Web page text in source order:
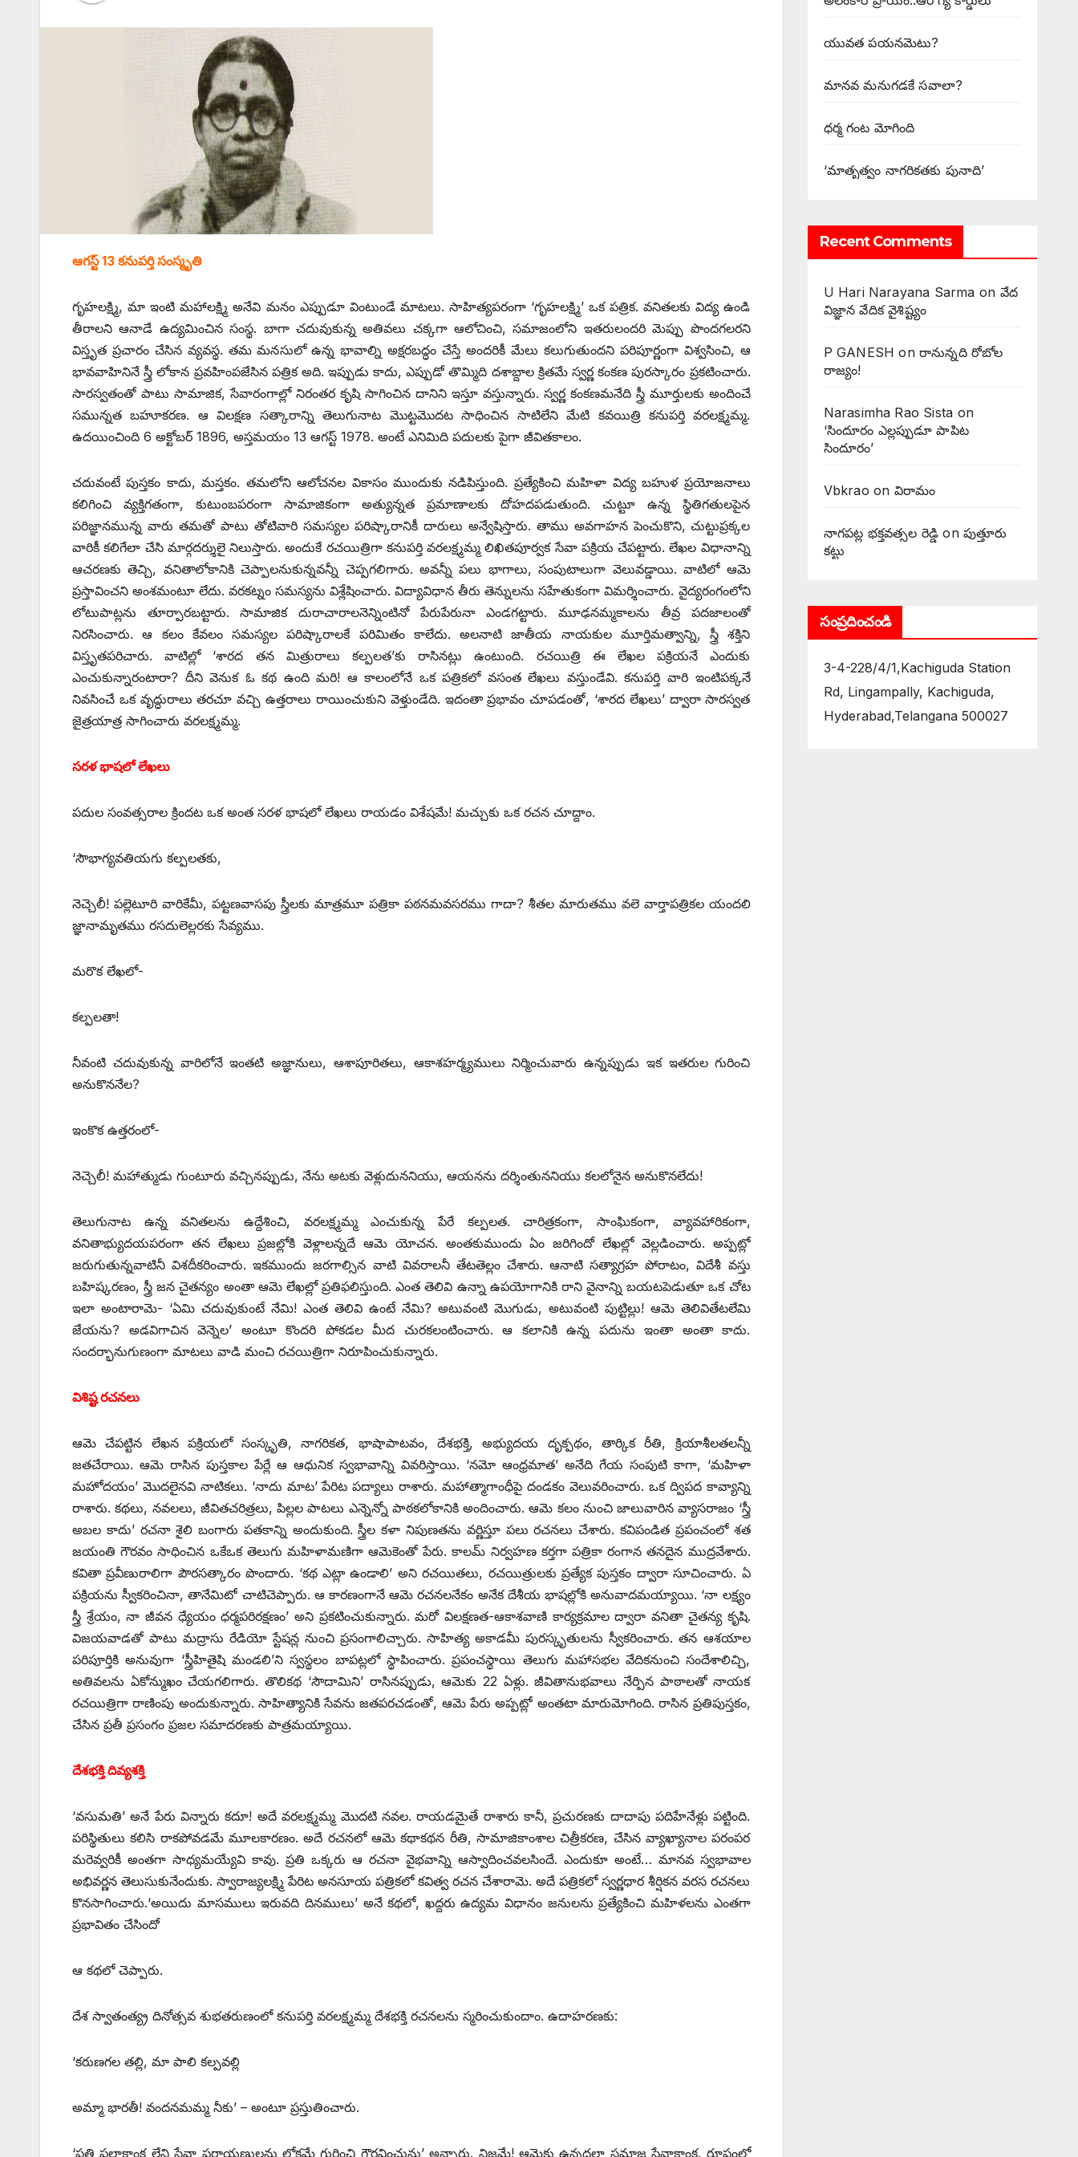
ఆగస్ట్ 13 ‌కనుపర్తి సంస్మృతి
గృహలక్ష్మి, మా ఇంటి మహాలక్ష్మి అనేవి మనం ఎప్పుడూ వింటుండే మాటలు. సాహిత్యపరంగా ‘గృహలక్ష్మి’ ఒక పత్రిక. వనితలకు విద్య ఉండి
తీరాలని ఆనాడే ఉద్యమించిన సంస్థ. బాగా చదువుకున్న అతివలు చక్కగా ఆలోచించి, సమాజంలోని ఇతరులందరి మెప్పు పొందగలరని
విస్తృత ప్రచారం చేసిన వ్యవస్థ. తమ మనసులో ఉన్న భావాల్ని అక్షరబద్ధం చేస్తే అందరికీ మేలు కలుగుతుందని పరిపూర్ణంగా విశ్వసించి, ఆ
భావవాహినినే స్త్రీ లోకాన ప్రవహింపజేసిన పత్రిక అది. ఇప్పుడు కాదు, ఎప్పుడో తొమ్మిది దశాబ్దాల క్రితమే స్వర్ణ కంకణ పురస్కారం ప్రకటించారు.
సారస్వతంతో పాటు సామాజిక, సేవారంగాల్లో నిరంతర కృషి సాగించిన దానిని ఇస్తూ వస్తున్నారు. స్వర్ణ కంకణమనేది స్త్రీ మూర్తులకు అందించే
సమున్నత బహూకరణ. ఆ విలక్షణ సత్కారాన్ని తెలుగునాట మొట్టమొదట సాధించిన సాటిలేని మేటి కవయిత్రి కనుపర్తి వరలక్ష్మమ్మ.
ఉదయించింది 6 అక్టోబర్‌ 1896, అస్తమయం 13 ఆగస్ట్ 1978. అం‌టే ఎనిమిది పదులకు పైగా జీవితకాలం.
చదువంటే పుస్తకం కాదు, మస్తకం. తమలోని ఆలోచనల వికాసం ముందుకు నడిపిస్తుంది. ప్రత్యేకించి మహిళా విద్య బహుళ ప్రయోజనాలు
కలిగించి వ్యక్తిగతంగా, కుటుంబపరంగా సామాజికంగా అత్యున్నత ప్రమాణాలకు దోహదపడుతుంది. చుట్టూ ఉన్న స్థితిగతులపైన
పరిజ్ఞానమున్న వారు తమతో పాటు తోటివారి సమస్యల పరిష్కారానికీ దారులు అన్వేషిస్తారు. తాము అవగాహన పెంచుకొని, చుట్టుప్రక్కల
వారికీ కలిగేలా చేసి మార్గదర్శులై నిలుస్తారు. అందుకే రచయిత్రిగా కనుపర్తి వరలక్ష్మమ్మ లిఖితపూర్వక సేవా పక్రియ చేపట్టారు. లేఖల విధానాన్ని
ఆచరణకు తెచ్చి, వనితాలోకానికి చెప్పాలనుకున్నవన్నీ చెప్పగలిగారు. అవన్నీ పలు భాగాలు, సంపుటాలుగా వెలువడ్డాయి. వాటిలో ఆమె
ప్రస్తావించని అంశమంటూ లేదు. వరకట్నం సమస్యను విశ్లేషించారు. విద్యావిధాన తీరు తెన్నులను సహేతుకంగా విమర్శించారు. వైద్యరంగంలోని
లోటుపాట్లను తూర్పారబట్టారు. సామాజిక దురాచారాలనెన్నింటినో పేరుపేరునా ఎండగట్టారు. మూఢనమ్మకాలను తీవ్ర పదజాలంతో
నిరసించారు. ఆ కలం కేవలం సమస్యల పరిష్కారాలకే పరిమితం కాలేదు. అలనాటి జాతీయ నాయకుల మూర్తిమత్వాన్ని, స్త్రీ శక్తిని
విస్తృతపరిచారు. వాటిల్లో ‘శారద తన మిత్రురాలు కల్పలత’కు రాసినట్లు ఉంటుంది. రచయిత్రి ఈ లేఖల పక్రియనే ఎందుకు
ఎంచుకున్నారంటారా? దీని వెనుక ఓ కథ ఉంది మరి! ఆ కాలంలోనే ఒక పత్రికలో వసంత లేఖలు వస్తుండేవి. కనుపర్తి వారి ఇంటిపక్కనే
నివసించే ఒక వృద్ధురాలు తరచూ వచ్చి ఉత్తరాలు రాయించుకుని వెళ్తుండేది. ఇదంతా ప్రభావం చూపడంతో, ‘శారద లేఖలు’ ద్వారా సారస్వత
జైత్రయాత్ర సాగించారు వరలక్ష్మమ్మ.
సరళ భాషలో లేఖలు
పదుల సంవత్సరాల క్రిందట ఒక అంత సరళ భాషలో లేఖలు రాయడం విశేషమే! మచ్చుకు ఒక రచన చూద్దాం.
‘సౌభాగ్యవతియగు కల్పలతకు,
నెచ్చెలీ! పల్లెటూరి వారికేమీ, పట్టణవాసపు స్త్రీలకు మాత్రమూ పత్రికా పఠనమవసరము గాదా? శీతల మారుతము వలె వార్తాపత్రికల యందలి
జ్ఞానామృతము రసదులెల్లరకు సేవ్యము.
మరొక లేఖలో-
కల్పలతా!
నీవంటి చదువుకున్న వారిలోనే ఇంతటి అజ్ఞానులు, ఆశాపూరితలు, ఆకాశహర్మ్యములు నిర్మించువారు ఉన్నప్పుడు ఇక ఇతరుల గురించి
అనుకొననేల?
ఇంకొక ఉత్తరంలో-
నెచ్చెలీ! మహాత్ముడు గుంటూరు వచ్చినప్పుడు, నేను అటకు వెళ్లుదుననియు, ఆయనను దర్శింతుననియు కలలోనైన అనుకొనలేదు!
తెలుగునాట ఉన్న వనితలను ఉద్దేశించి, వరలక్ష్మమ్మ ఎంచుకున్న పేరే కల్పలత. చారిత్రకంగా, సాంఘికంగా, వ్యావహారికంగా,
వనితాభ్యుదయపరంగా తన లేఖలు ప్రజల్లోకి వెళ్లాలన్నదే ఆమె యోచన. అంతకుముందు ఏం జరిగిందో లేఖల్లో వెల్లడించారు. అప్పట్లో
జరుగుతున్నవాటినీ విశదీకరించారు. ఇకముందు జరగాల్సిన వాటి వివరాలనీ తేటతెల్లం చేశారు. ఆనాటి సత్యాగ్రహ పోరాటం, విదేశీ వస్తు
బహిష్కరణం, స్త్రీ జన చైతన్యం అంతా ఆమె లేఖల్లో ప్రతిఫలిస్తుంది. ఎంత తెలివి ఉన్నా ఉపయోగానికి రాని వైనాన్ని బయటపెడుతూ ఒక చోట
ఇలా అంటారామె- ‘ఏమి చదువుకుంటే నేమి! ఎంత తెలివి ఉంటే నేమి? అటువంటి మొగుడు, అటువంటి పుట్టిల్లు! ఆమె తెలివితేటలేమి
జేయను? అడవిగాచిన వెన్నెల’ అంటూ కొందరి పోకడల మీద చురకలంటించారు. ఆ కలానికి ఉన్న పదును ఇంతా అంతా కాదు.
సందర్భానుగుణంగా మాటలు వాడి మంచి రచయిత్రిగా నిరూపించుకున్నారు.
విశిష్ట రచనలు
ఆమె చేపట్టిన లేఖన పక్రియలో సంస్కృతి, నాగరికత, భాషాపాటవం, దేశభక్తి, అభ్యుదయ దృక్పథం, తార్కిక రీతి, క్రియాశీలతలన్నీ
జతచేరాయి. ఆమె రాసిన పుస్తకాల పేర్లే ఆ ఆధునిక స్వభావాన్ని వివరిస్తాయి. ‘నమో ఆంధ్రమాత’ అనేది గేయ సంపుటి కాగా, ‘మహిళా
మహోదయం’ మొదలైనవి నాటికలు. ‘నాదు మాట’ పేరిట పద్యాలు రాశారు. మహాత్మాగాంధీపై దండకం వెలువరించారు. ఒక ద్విపద కావ్యాన్ని
రాశారు. కథలు, నవలలు, జీవితచరిత్రలు, పిల్లల పాటలు ఎన్నెన్నో పాఠకలోకానికి అందించారు. ఆమె కలం నుంచి జాలువారిన వ్యాసరాజం ‘స్త్రీ
అబల కాదు’ రచనా శైలి బంగారు పతకాన్ని అందుకుంది. స్త్రీల కళా నిపుణతను వర్ణిస్తూ పలు రచనలు చేశారు. కవిపండిత ప్రపంచంలో శత
జయంతి గౌరవం సాధించిన ఒకేఒక తెలుగు మహిళామణిగా ఆమెకెంతో పేరు. కాలమ్‌ ‌నిర్వహణ కర్తగా పత్రికా రంగాన తనదైన ముద్రవేశారు.
కవితా ప్రవీణురాలిగా పౌరసత్కారం పొందారు. ‘కథ ఎట్లా ఉండాలి’ అని రచయితలు, రచయిత్రులకు ప్రత్యేక పుస్తకం ద్వారా సూచించారు. ఏ
పక్రియను స్వీకరించినా, తానేమిటో చాటిచెప్పారు. ఆ కారణంగానే ఆమె రచనలనేకం అనేక దేశీయ భాషల్లోకి అనువాదమయ్యాయి. ‘నా లక్ష్యం
స్త్రీ శ్రేయం, నా జీవన ధ్యేయం ధర్మపరిరక్షణం’ అని ప్రకటించుకున్నారు. మరో విలక్షణత-ఆకాశవాణి కార్యక్రమాల ద్వారా వనితా చైతన్య కృషి.
విజయవాడతో పాటు మద్రాసు రేడియో స్టేషన్ల నుంచి ప్రసంగాలిచ్చారు. సాహిత్య అకాడమీ పురస్కృతులను స్వీకరించారు. తన ఆశయాల
పరిపూర్తికి అనువుగా ‘స్త్రీహితైషి మండలి’ని స్వస్థలం బాపట్లలో స్థాపించారు. ప్రపంచస్థాయి తెలుగు మహాసభల వేదికనుంచి సందేశాలిచ్చి,
అతివలను ఏకోన్ముఖం చేయగలిగారు. తొలికథ ‘సౌదామిని’ రాసినప్పుడు, ఆమెకు 22 ఏళ్లు. జీవితానుభవాలు నేర్పిన పాఠాలతో నాయక
రచయిత్రిగా రాణింపు అందుకున్నారు. సాహిత్యానికి సేవను జతపరచడంతో, ఆమె పేరు అప్పట్లో అంతటా మారుమోగింది. రాసిన ప్రతిపుస్తకం,
చేసిన ప్రతీ ప్రసంగం ప్రజల సమాదరణకు పాత్రమయ్యాయి.
దేశభక్తి దివ్యశక్తి
‘వసుమతి’ అనే పేరు విన్నారు కదూ! అదే వరలక్ష్మమ్మ మొదటి నవల. రాయడమైతే రాశారు కానీ, ప్రచురణకు దాదాపు పదిహేనేళ్లు పట్టింది.
పరిస్థితులు కలిసి రాకపోవడమే మూలకారణం. అదే రచనలో ఆమె కథాకథన రీతి, సామాజికాంశాల చిత్రీకరణ, చేసిన వ్యాఖ్యానాల పరంపర
మరెవ్వరికీ అంతగా సాధ్యమయ్యేవి కావు. ప్రతి ఒక్కరు ఆ రచనా వైభవాన్ని ఆస్వాదించవలసిందే. ఎందుకూ అంటే… మానవ స్వభావాల
అభివర్ణన తెలుసుకునేందుకు. స్వారాజ్యలక్ష్మి పేరిట అనసూయ పత్రికలో కవిత్వ రచన చేశారామె. అదే పత్రికలో స్వర్ణధార శీర్షికన వరస రచనలు
కొనసాగించారు.‘అయిదు మాసములు ఇరువది దినములు’ అనే కథలో, ఖద్దరు ఉద్యమ విధానం జనులను ప్రత్యేకించి మహిళలను ఎంతగా
ప్రభావితం చేసిందో
ఆ కథలో చెప్పారు.
దేశ స్వాతంత్య్ర దినోత్సవ శుభతరుణంలో కనుపర్తి వరలక్ష్మమ్మ దేశభక్తి రచనలను స్మరించుకుందాం. ఉదాహరణకు:
‘కరుణగల తల్లి, మా పాలి కల్పవల్లి
అమ్మా భారతీ! వందనమమ్మ నీకు’ – అంటూ ప్రస్తుతించారు.
‘ప్రతి ఫలాకాంక్ష లేని సేవా పరాయణులను లోకమే గుర్తించి గౌరవించును’ అన్నారు. నిజమే! ఆమెకు ఉన్నదల్లా సమాజ సేవాకాంక్ష. రూపంలో
యువత పయనమెటు?
మానవ మనుగడకే సవాలా?
ధర్మ గంట మోగింది
‘మాతృత్వం నాగరికతకు పునాది’
Recent Comments
U Hari Narayana Sarma on వేద
విజ్ఞాన వేదిక వైశిష్ట్యం
P GANESH on ‌రానున్నది రోబోల
రాజ్యం!
Narasimha Rao Sista on
‘సిందూరం ఎల్లప్పుడూ పాపిట
సిందూరం’
Vbkrao on విరామం
నాగపట్ల భక్తవత్సల రెడ్డి on పుత్తూరు
కట్టు
సంప్రదించండి
3-4-228/4/1,Kachiguda Station
Rd, Lingampally, Kachiguda,
Hyderabad,Telangana 500027